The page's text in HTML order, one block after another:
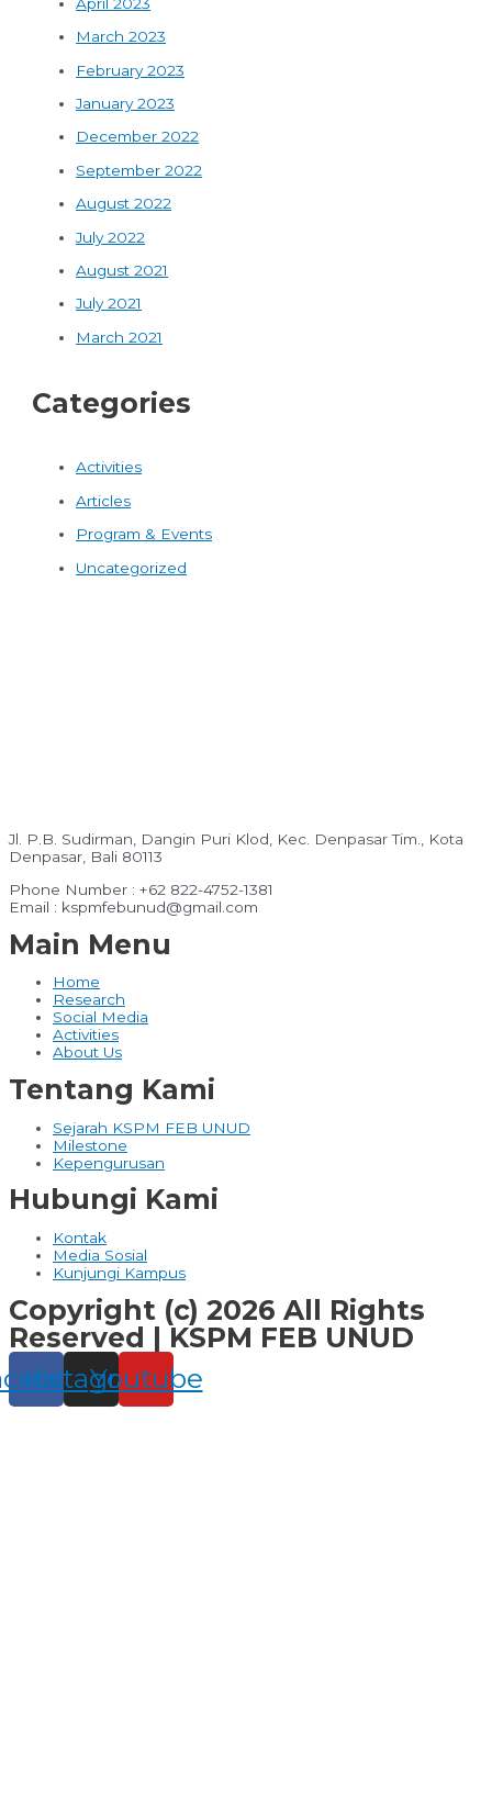
March 2023
February 2023
January 2023
December 2022
September 2022
August 2022
July 2022
August 2021
July 2021
March 2021
Categories
Activities
Articles
Program & Events
Uncategorized
Jl. P.B. Sudirman, Dangin Puri Klod, Kec. Denpasar Tim., Kota
Denpasar, Bali 80113
Phone Number : +62 822-4752-1381
Email : kspmfebunud@gmail.com
Main Menu
Home
Research
Social Media
Activities
About Us
Tentang Kami
Sejarah KSPM FEB UNUD
Milestone
Kepengurusan
Hubungi Kami
Kontak
Media Sosial
Kunjungi Kampus
Copyright (c) 2026 All Rights
Reserved | KSPM FEB UNUD
Instagram
Youtube